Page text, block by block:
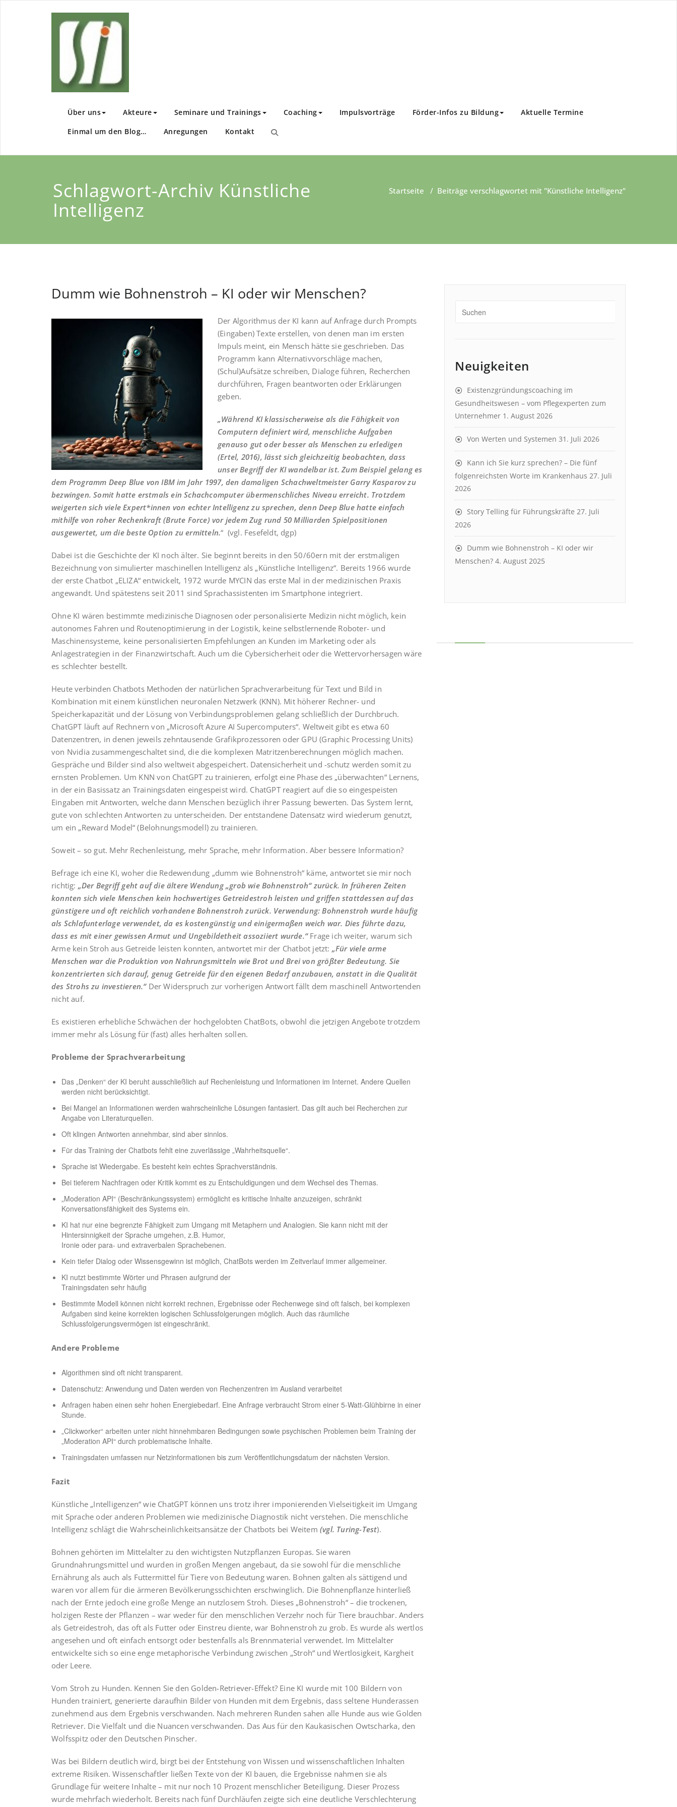
Über uns Akteure Seminare und Trainings Coaching Impulsvorträge Förder-Infos zu Bildung
Aktuelle Termine
Einmal um den Blog…
Anregungen Kontakt
Schlagwort-Archiv Künstliche
Intelligenz
Startseite / Beiträge verschlagwortet mit "Künstliche Intelligenz"
Dumm wie Bohnenstroh – KI oder wir Menschen?
Der Algorithmus der KI kann auf Anfrage durch Prompts
(Eingaben) Texte erstellen, von denen man im ersten
Impuls meint, ein Mensch hätte sie geschrieben. Das
Programm kann Alternativvorschläge machen,
(Schul)Aufsätze schreiben, Dialoge führen, Recherchen
durchführen, Fragen beantworten oder Erklärungen
geben.
„Während KI klassischerweise als die Fähigkeit von
Computern definiert wird, menschliche Aufgaben
genauso gut oder besser als Menschen zu erledigen
(Ertel, 2016), lässt sich gleichzeitig beobachten, dass
unser Begriff der KI wandelbar ist. Zum Beispiel gelang es
dem Programm Deep Blue von IBM im Jahr 1997, den damaligen Schachweltmeister Garry Kasparov zu
bezwingen. Somit hatte erstmals ein Schachcomputer übermenschliches Niveau erreicht. Trotzdem
weigerten sich viele Expert*innen von echter Intelligenz zu sprechen, denn Deep Blue hatte einfach
mithilfe von roher Rechenkraft (Brute Force) vor jedem Zug rund 50 Milliarden Spielpositionen
ausgewertet, um die beste Option zu ermitteln.“ (vgl. Fesefeldt, dgp)
Dabei ist die Geschichte der KI noch älter. Sie beginnt bereits in den 50/60ern mit der erstmaligen
Bezeichnung von simulierter maschinellen Intelligenz als „Künstliche Intelligenz“. Bereits 1966 wurde
der erste Chatbot „ELIZA“ entwickelt, 1972 wurde MYCIN das erste Mal in der medizinischen Praxis
angewandt. Und spätestens seit 2011 sind Sprachassistenten im Smartphone integriert.
Ohne KI wären bestimmte medizinische Diagnosen oder personalisierte Medizin nicht möglich, kein
autonomes Fahren und Routenoptimierung in der Logistik, keine selbstlernende Roboter- und
Maschinensysteme, keine personalisierten Empfehlungen an Kunden im Marketing oder als
Anlagestrategien in der Finanzwirtschaft. Auch um die Cybersicherheit oder die Wettervorhersagen wäre
es schlechter bestellt.
Heute verbinden Chatbots Methoden der natürlichen Sprachverarbeitung für Text und Bild in
Kombination mit einem künstlichen neuronalen Netzwerk (KNN). Mit höherer Rechner- und
Speicherkapazität und der Lösung von Verbindungsproblemen gelang schließlich der Durchbruch.
ChatGPT läuft auf Rechnern von „Microsoft Azure AI Supercomputers“. Weltweit gibt es etwa 60
Datenzentren, in denen jeweils zehntausende Grafikprozessoren oder GPU (Graphic Processing Units)
von Nvidia zusammengeschaltet sind, die die komplexen Matritzenberechnungen möglich machen.
Gespräche und Bilder sind also weltweit abgespeichert. Datensicherheit und -schutz werden somit zu
ernsten Problemen. Um KNN von ChatGPT zu trainieren, erfolgt eine Phase des „überwachten“ Lernens,
in der ein Basissatz an Trainingsdaten eingespeist wird. ChatGPT reagiert auf die so eingespeisten
Eingaben mit Antworten, welche dann Menschen bezüglich ihrer Passung bewerten. Das System lernt,
gute von schlechten Antworten zu unterscheiden. Der entstandene Datensatz wird wiederum genutzt,
um ein „Reward Model“ (Belohnungsmodell) zu trainieren.
Soweit – so gut. Mehr Rechenleistung, mehr Sprache, mehr Information. Aber bessere Information?
Befrage ich eine KI, woher die Redewendung „dumm wie Bohnenstroh“ käme, antwortet sie mir noch
richtig: „Der Begriff geht auf die ältere Wendung „grob wie Bohnenstroh“ zurück. In früheren Zeiten
konnten sich viele Menschen kein hochwertiges Getreidestroh leisten und griffen stattdessen auf das
günstigere und oft reichlich vorhandene Bohnenstroh zurück. Verwendung: Bohnenstroh wurde häufig
als Schlafunterlage verwendet, da es kostengünstig und einigermaßen weich war. Dies führte dazu,
dass es mit einer gewissen Armut und Ungebildetheit assoziiert wurde.“ Frage ich weiter, warum sich
Arme kein Stroh aus Getreide leisten konnten, antwortet mir der Chatbot jetzt: „Für viele arme
Menschen war die Produktion von Nahrungsmitteln wie Brot und Brei von größter Bedeutung. Sie
konzentrierten sich darauf, genug Getreide für den eigenen Bedarf anzubauen, anstatt in die Qualität
des Strohs zu investieren.“ Der Widerspruch zur vorherigen Antwort fällt dem maschinell Antwortenden
nicht auf.
Es existieren erhebliche Schwächen der hochgelobten ChatBots, obwohl die jetzigen Angebote trotzdem
immer mehr als Lösung für (fast) alles herhalten sollen.
Probleme der Sprachverarbeitung
Das „Denken“ der KI beruht ausschließlich auf Rechenleistung und Informationen im Internet. Andere Quellen
werden nicht berücksichtigt.
Bei Mangel an Informationen werden wahrscheinliche Lösungen fantasiert. Das gilt auch bei Recherchen zur
Angabe von Literaturquellen.
Oft klingen Antworten annehmbar, sind aber sinnlos.
Für das Training der Chatbots fehlt eine zuverlässige „Wahrheitsquelle“.
Sprache ist Wiedergabe. Es besteht kein echtes Sprachverständnis.
Bei tieferem Nachfragen oder Kritik kommt es zu Entschuldigungen und dem Wechsel des Themas.
„Moderation API“ (Beschränkungssystem) ermöglicht es kritische Inhalte anzuzeigen, schränkt
Konversationsfähigkeit des Systems ein.
KI hat nur eine begrenzte Fähigkeit zum Umgang mit Metaphern und Analogien. Sie kann nicht mit der
Hintersinnigkeit der Sprache umgehen, z.B. Humor,
Ironie oder para- und extraverbalen Sprachebenen.
Kein tiefer Dialog oder Wissensgewinn ist möglich, ChatBots werden im Zeitverlauf immer allgemeiner.
KI nutzt bestimmte Wörter und Phrasen aufgrund der
Trainingsdaten sehr häufig
Bestimmte Modell können nicht korrekt rechnen, Ergebnisse oder Rechenwege sind oft falsch, bei komplexen
Aufgaben sind keine korrekten logischen Schlussfolgerungen möglich. Auch das räumliche
Schlussfolgerungsvermögen ist eingeschränkt.
Andere Probleme
Algorithmen sind oft nicht transparent.
Datenschutz: Anwendung und Daten werden von Rechenzentren im Ausland verarbeitet
Anfragen haben einen sehr hohen Energiebedarf. Eine Anfrage verbraucht Strom einer 5-Watt-Glühbirne in einer
Stunde.
„Clickworker“ arbeiten unter nicht hinnehmbaren Bedingungen sowie psychischen Problemen beim Training der
„Moderation API“ durch problematische Inhalte.
Trainingsdaten umfassen nur Netzinformationen bis zum Veröffentlichungsdatum der nächsten Version.
Fazit
Künstliche „Intelligenzen“ wie ChatGPT können uns trotz ihrer imponierenden Vielseitigkeit im Umgang
mit Sprache oder anderen Problemen wie medizinische Diagnostik nicht verstehen. Die menschliche
Intelligenz schlägt die Wahrscheinlichkeitsansätze der Chatbots bei Weitem(vgl. Turing-Test).
Bohnen gehörten im Mittelalter zu den wichtigsten Nutzpflanzen Europas. Sie waren
Grundnahrungsmittel und wurden in großen Mengen angebaut, da sie sowohl für die menschliche
Ernährung als auch als Futtermittel für Tiere von Bedeutung waren. Bohnen galten als sättigend und
waren vor allem für die ärmeren Bevölkerungsschichten erschwinglich. Die Bohnenpflanze hinterließ
nach der Ernte jedoch eine große Menge an nutzlosem Stroh. Dieses „Bohnenstroh“ – die trockenen,
holzigen Reste der Pflanzen – war weder für den menschlichen Verzehr noch für Tiere brauchbar. Anders
als Getreidestroh, das oft als Futter oder Einstreu diente, war Bohnenstroh zu grob. Es wurde als wertlos
angesehen und oft einfach entsorgt oder bestenfalls als Brennmaterial verwendet. Im Mittelalter
entwickelte sich so eine enge metaphorische Verbindung zwischen „Stroh“ und Wertlosigkeit, Kargheit
oder Leere.
Vom Stroh zu Hunden. Kennen Sie den Golden-Retriever-Effekt? Eine KI wurde mit 100 Bildern von
Hunden trainiert, generierte daraufhin Bilder von Hunden mit dem Ergebnis, dass seltene Hunderassen
zunehmend aus dem Ergebnis verschwanden. Nach mehreren Runden sahen alle Hunde aus wie Golden
Retriever. Die Vielfalt und die Nuancen verschwanden. Das Aus für den Kaukasischen Owtscharka, den
Wolfsspitz oder den Deutschen Pinscher.
Was bei Bildern deutlich wird, birgt bei der Entstehung von Wissen und wissenschaftlichen Inhalten
extreme Risiken. Wissenschaftler ließen Texte von der KI bauen, die Ergebnisse nahmen sie als
Grundlage für weitere Inhalte – mit nur noch 10 Prozent menschlicher Beteiligung. Dieser Prozess
wurde mehrfach wiederholt. Bereits nach fünf Durchläufen zeigte sich eine deutliche Verschlechterung
Neuigkeiten
Existenzgründungscoaching im
Gesundheitswesen – vom Pflegexperten zum
Unternehmer 1. August 2026
Von Werten und Systemen 31. Juli 2026
Kann ich Sie kurz sprechen? – Die fünf
folgenreichsten Worte im Krankenhaus 27. Juli
2026
Story Telling für Führungskräfte 27. Juli
2026
Dumm wie Bohnenstroh – KI oder wir
Menschen? 4. August 2025